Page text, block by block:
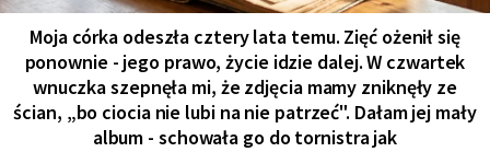
Moja córka odeszła cztery lata temu. Zięć ożenił się
ponownie - jego prawo, życie idzie dalej. W czwartek
wnuczka szepnęła mi, że zdjęcia mamy zniknęły ze
ścian, „bo ciocia nie lubi na nie patrzeć". Dałam jej mały
album - schowała go do tornistra jak